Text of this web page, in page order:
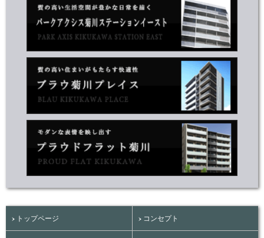
トップページ コンセプト